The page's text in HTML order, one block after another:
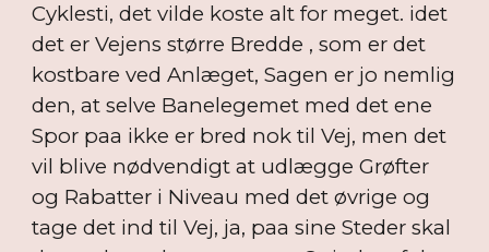
Cyklesti, det vilde koste alt for meget. idet
det er Vejens større Bredde , som er det
kostbare ved Anlæget, Sagen er jo nemlig
den, at selve Banelegemet med det ene
Spor paa ikke er bred nok til Vej, men det
vil blive nødvendigt at udlægge Grøfter
og Rabatter i Niveau med det øvrige og
tage det ind til Vej, ja, paa sine Steder skal